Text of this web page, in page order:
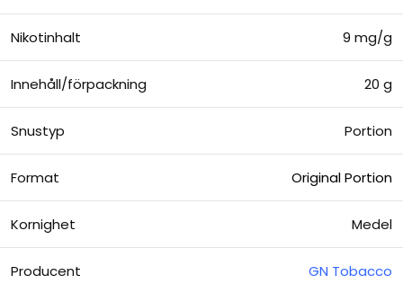
Nikotinhalt 9 mg/g
Innehåll/förpackning 20 g
Snustyp Portion
Format Original Portion
Kornighet Medel
Producent GN Tobacco